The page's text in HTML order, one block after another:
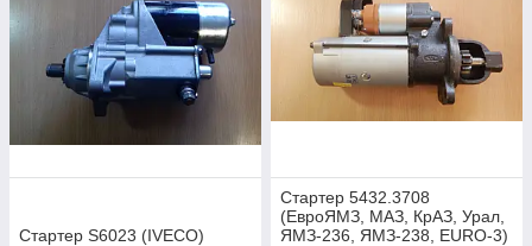
Стартер S6023 (IVECO)
Стартер 5432.3708
(ЕвроЯМЗ, МАЗ, КрАЗ, Урал,
ЯМЗ-236, ЯМЗ-238, EURO-3)